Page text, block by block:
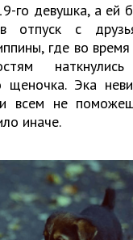
го девушка, а ей
в отпуск с
где во
щеночка. Эка
всем не
иначе.